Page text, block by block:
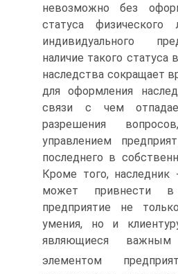
невозможно без
статуса
индивидуального
наличие такого
наследства сокращает
для оформления
связи с чем
разрешения
управлением
последнего в
Кроме того, наследник
может привнести в
предприятие не
умения, но и
являющиеся важным
элементом